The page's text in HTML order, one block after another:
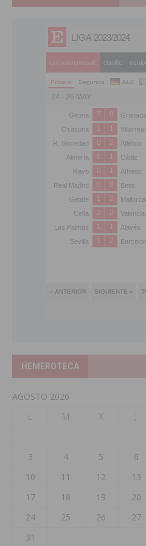
HEMEROTECA
AGOSTO 2026
L
M X J
3
4 5 6
10
11 12 13
17
18 19 20
24
25 26 27
31